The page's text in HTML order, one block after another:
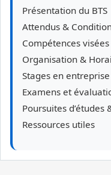
Présentation du BTS
Attendus &
Compétences visées
Organisation &
Stages en entreprise
Examens et
Poursuites d’études
Ressources utiles